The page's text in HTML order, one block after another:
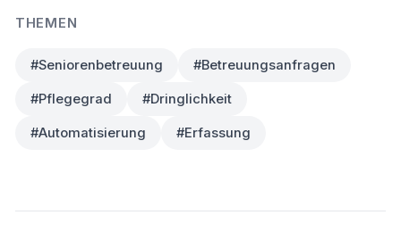
THEMEN
#Seniorenbetreuung #Betreuungsanfragen
#Pflegegrad #Dringlichkeit
#Automatisierung #Erfassung